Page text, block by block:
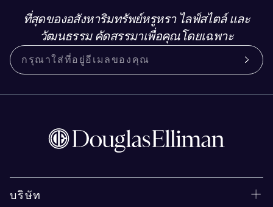
ที่สุดของอสังหาริมทรัพย์หรูหรา ไลฟ์สไตล์ และ
วัฒนธรรม คัดสรรมาเพื่อคุณโดยเฉพาะ
บริษัท